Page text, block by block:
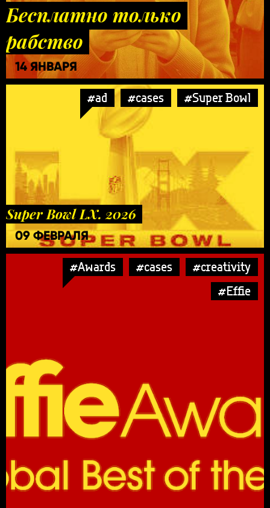
Бесплатно только
рабство
14 ЯНВАРЯ
#ad #cases #Super Bowl
Super Bowl LX. 2026
09 ФЕВРАЛЯ
#Awards #cases
#creativity
#Effie